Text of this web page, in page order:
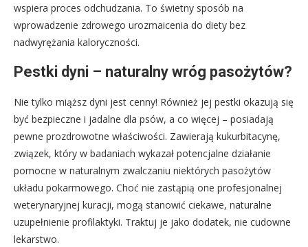
wspiera proces odchudzania. To świetny sposób na
wprowadzenie zdrowego urozmaicenia do diety bez
nadwyrężania kaloryczności.
Pestki dyni – naturalny wróg pasożytów?
Nie tylko miąższ dyni jest cenny! Również jej pestki okazują się
być bezpieczne i jadalne dla psów, a co więcej – posiadają
pewne prozdrowotne właściwości. Zawierają kukurbitacynę,
związek, który w badaniach wykazał potencjalne działanie
pomocne w naturalnym zwalczaniu niektórych pasożytów
układu pokarmowego. Choć nie zastąpią one profesjonalnej
weterynaryjnej kuracji, mogą stanowić ciekawe, naturalne
uzupełnienie profilaktyki. Traktuj je jako dodatek, nie cudowne
lekarstwo.